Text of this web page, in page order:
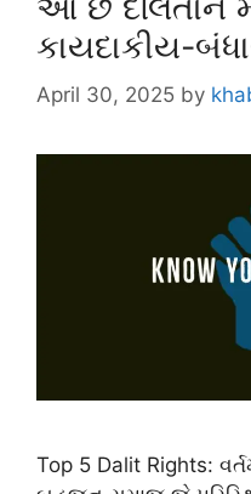
કાયદાકીય-
April 30, 2025 by
Top 5 Dalit Rights: